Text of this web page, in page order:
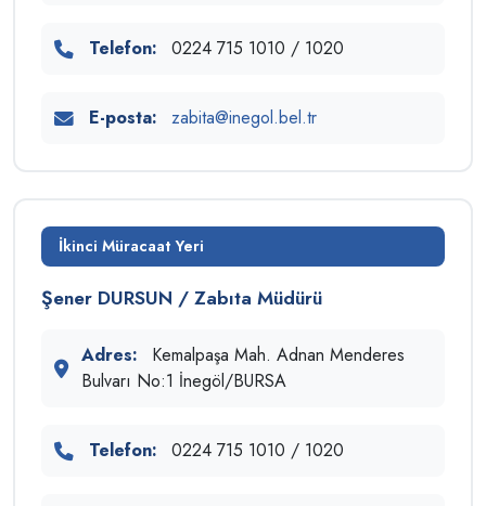
Telefon: 0224 715 1010 / 1020
E-posta: zabita@inegol.bel.tr
İkinci Müracaat Yeri
Şener DURSUN / Zabıta Müdürü
Adres:
Kemalpaşa Mah. Adnan Menderes
Bulvarı No:1 İnegöl/BURSA
Telefon: 0224 715 1010 / 1020